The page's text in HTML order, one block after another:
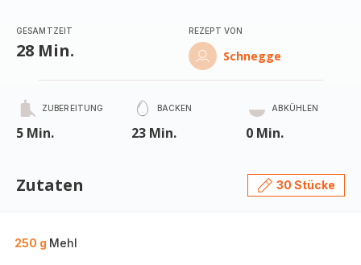
GESAMTZEIT
28 Min.
REZEPT VON
Schnegge
ZUBEREITUNG
5 Min.
BACKEN
23 Min.
ABKÜHLEN
0 Min.
Zutaten 30 Stücke
250 g Mehl